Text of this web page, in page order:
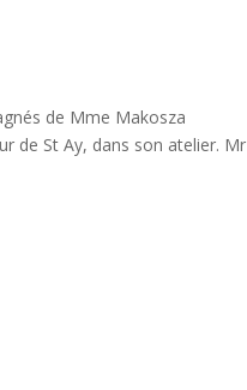
de Mme Makosza
de St Ay, dans son atelier. Mr